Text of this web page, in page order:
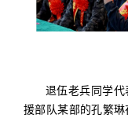
退伍老兵同学
援部队某部的孔繁